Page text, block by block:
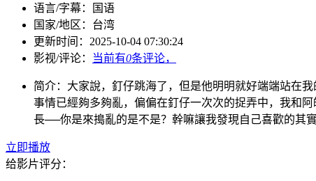
语言/字幕：
国语
国家/地区： 台湾
更新时间： 2025-10-04 07:30:24
影视/评论：
当前有0条评论，
简介： 大家說，釘仔跳海了，但是他明明就好端端站在
事情已經夠多夠亂，偏偏在釘仔一次次的捉弄中，我和
長──你是來搗亂的是不是？幹嘛讓我發現自己喜歡的其實
立即播放
给影片评分：